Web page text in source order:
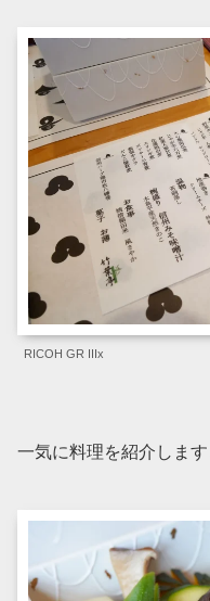
RICOH GR IIIx
一気に料理を紹介します